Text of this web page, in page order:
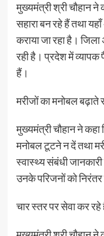
मुख्यमंत्री श्री चौहान
सहारा बन रहे हैं तथा
कराया जा रहा है।
रही है। प्रदेश में
हैं।
मरीजों का मनोबल बढ़ाते
मुख्यमंत्री चौहान ने कहा
मनोबल टूटने न दें तथा
स्वास्थ्य संबंधी
उनके परिजनों को
चार स्तर पर सेवा कर रहे